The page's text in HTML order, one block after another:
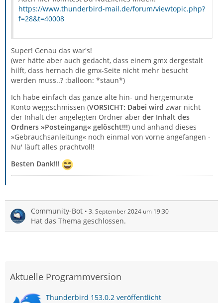
https://www.thunderbird-mail.de/forum/viewtopic.php?
f=28&t=40008
Super! Genau das war's!
(wer hätte aber auch gedacht, dass einem gmx dergestalt
hilft, dass hernach die gmx-Seite nicht mehr besucht
werden muss..? :balloon: *staun*)
Ich habe einfach das ganze alte hin- und hergemurxte
Konto weggschmissen (VORSICHT: Dabei wird zwar nicht
der Inhalt der angelegten Ordner aber der Inhalt des
Ordners »Posteingang« gelöscht!!!) und anhand dieses
»Gebrauchsanleitung« noch einmal von vorne angefangen -
Nu' läuft alles prachtvoll!
Besten Dank!!!
Community-Bot 3. September 2024 um 19:30
Hat das Thema geschlossen.
Aktuelle Programmversion
Thunderbird 153.0.2 veröffentlicht